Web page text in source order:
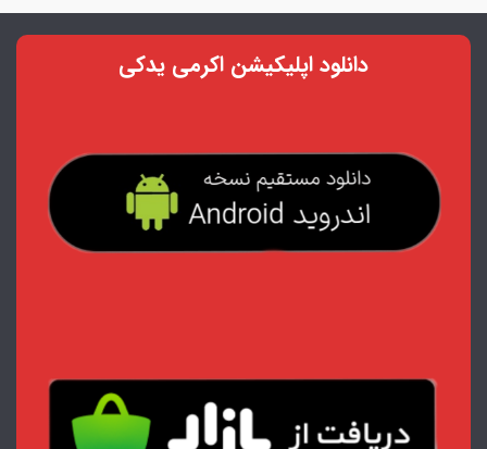
دانلود اپلیکیشن اکرمی یدکی